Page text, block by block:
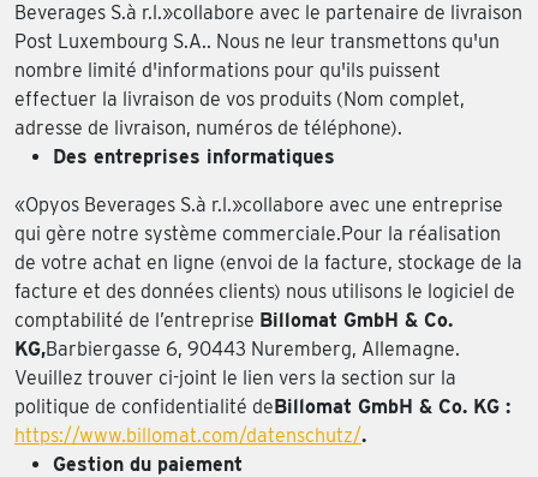
Beverages S.à r.l.»collabore avec le partenaire de livraison
Post Luxembourg S.A.. Nous ne leur transmettons qu'un
nombre limité d'informations pour qu'ils puissent
effectuer la livraison de vos produits (Nom complet,
adresse de livraison, numéros de téléphone).
Des entreprises informatiques
«Opyos Beverages S.à r.l.»collabore avec une entreprise
qui gère notre système commerciale.Pour la réalisation
de votre achat en ligne (envoi de la facture, stockage de la
facture et des données clients) nous utilisons le logiciel de
comptabilité de l’entreprise Billomat GmbH & Co.
KG,Barbiergasse 6, 90443 Nuremberg, Allemagne.
Veuillez trouver ci-joint le lien vers la section sur la
politique de confidentialité deBillomat GmbH & Co. KG :
https://www.billomat.com/datenschutz/.
Gestion du paiement